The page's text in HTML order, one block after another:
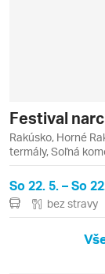
Festival
Rakúsko, Horné
termály, Soľná
Grundlsee,
So 22. 5. – So
bez stravy